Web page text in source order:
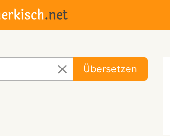
Übersetzen